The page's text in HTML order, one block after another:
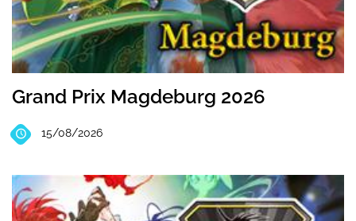
Grand Prix Magdeburg 2026
15/08/2026